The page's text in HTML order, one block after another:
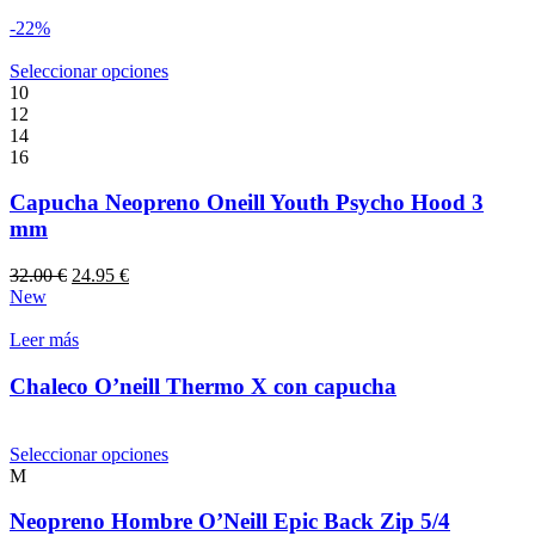
-22%
Seleccionar opcionesEste
opciones
10
12
14
16
Capucha Neopreno Oneill Youth Psycho Hood 3
mm
32.00€ El
era:
24.95 €El
New
Leer más
Chaleco O’neill Thermo X con capucha
Seleccionar opcionesEste
múltiples
M
Neopreno Hombre O’Neill Epic Back Zip 5/4